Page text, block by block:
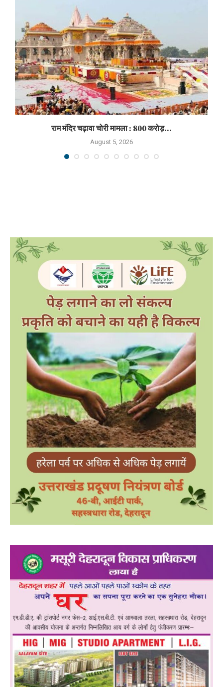
राम मंदिर चढ़ावा चोरी मामला : 800 करोड़...
August 5, 2026